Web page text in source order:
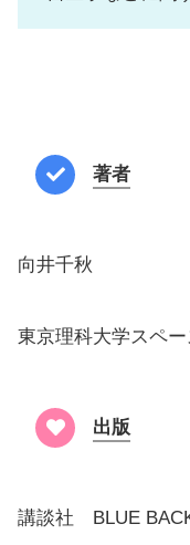
著者
向井千秋
東京理科大学スペ
出版
講談社 BLUE